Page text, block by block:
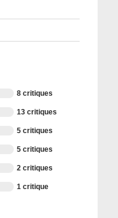
8 critiques
13 critiques
5 critiques
5 critiques
2 critiques
1 critique